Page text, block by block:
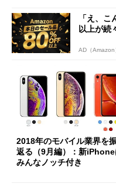
「え、
以上が続
AD（Amazon
2018年のモバイル業界を
返る（9月編）：新
みんなノッチ付き